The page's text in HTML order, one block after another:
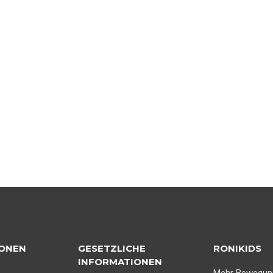
GESETZLICHE
INFORMATIONEN
RONIKIDS